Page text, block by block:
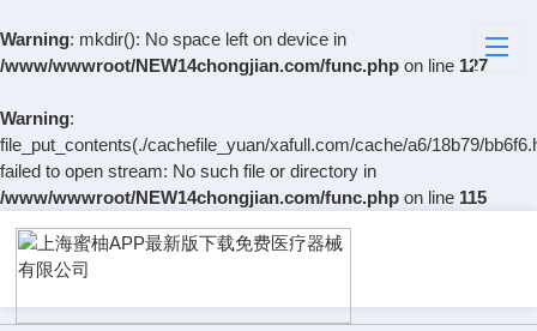
Warning: mkdir(): No space left on device in
/www/wwwroot/NEW14chongjian.com/func.php on line 127
Warning:
file_put_contents(./cachefile_yuan/xafull.com/cache/a6/18b79/
failed to open stream: No such file or directory in
/www/wwwroot/NEW14chongjian.com/func.php on line 115